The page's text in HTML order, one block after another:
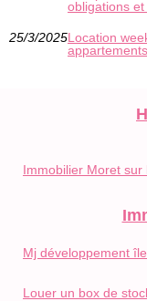
obligations
25/3/2025Location
Immobilier Moret sur
Mj développement
Louer un box de